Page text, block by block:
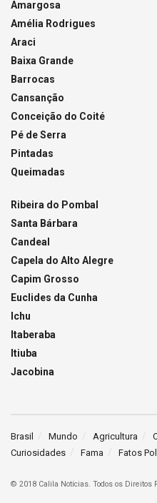
Amargosa
Amélia Rodrigues
Araci
Baixa Grande
Barrocas
Cansanção
Conceição do Coité
Pé de Serra
Pintadas
Queimadas
Ribeira do Pombal
Santa Bárbara
Candeal
Capela do Alto Alegre
Capim Grosso
Euclides da Cunha
Ichu
Itaberaba
Itiuba
Jacobina
Brasil Mundo Agricultura
Curiosidades
Fama Fatos
© 2018 Calila Notícias. Todos os Direitos